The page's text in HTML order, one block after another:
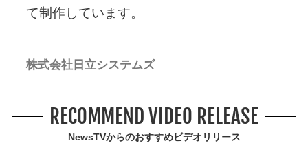
て制作しています。
株式会社日立システムズ
RECOMMEND VIDEO RELEASE
NewsTVからのおすすめビデオリリース